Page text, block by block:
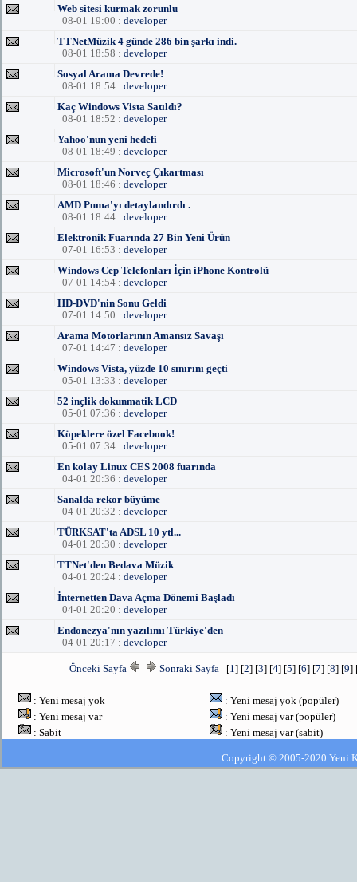
Web sitesi kurmak zorunlu
08-01 19:00 : developer
TTNetMüzik 4 günde 286 bin şarkı indi.
08-01 18:58 : developer
Sosyal Arama Devrede!
08-01 18:54 : developer
Kaç Windows Vista Satıldı?
08-01 18:52 : developer
Yahoo'nun yeni hedefi
08-01 18:49 : developer
Microsoft'un Norveç Çıkartması
08-01 18:46 : developer
AMD Puma'yı detaylandırdı .
08-01 18:44 : developer
Elektronik Fuarında 27 Bin Yeni Ürün
07-01 16:53 : developer
Windows Cep Telefonları İçin iPhone Kontrolü
07-01 14:54 : developer
HD-DVD'nin Sonu Geldi
07-01 14:50 : developer
Arama Motorlarının Amansız Savaşı
07-01 14:47 : developer
Windows Vista, yüzde 10 sınırını geçti
05-01 13:33 : developer
52 inçlik dokunmatik LCD
05-01 07:36 : developer
Köpeklere özel Facebook!
05-01 07:34 : developer
En kolay Linux CES 2008 fuarında
04-01 20:36 : developer
Sanalda rekor büyüme
04-01 20:32 : developer
TÜRKSAT'ta ADSL 10 ytl...
04-01 20:30 : developer
TTNet'den Bedava Müzik
04-01 20:24 : developer
İnternetten Dava Açma Dönemi Başladı
04-01 20:20 : developer
Endonezya'nın yazılımı Türkiye'den
04-01 20:17 : developer
Önceki Sayfa Sonraki Sayfa [1] [2] [3] [4] [5] [6] [7] [8] [9]
: Yeni mesaj yok
: Yeni mesaj var
: Sabit
: Yeni mesaj yok (popüler)
: Yeni mesaj var (popüler)
: Yeni mesaj var (sabit)
Copyright © 2005-2020 Yeni